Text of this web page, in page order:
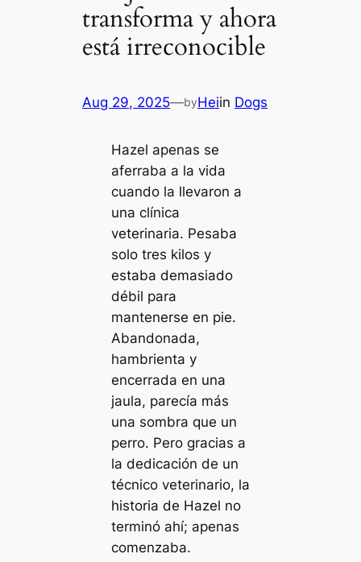
transforma y ahora
está irreconocible
Aug 29, 2025—byHeiin Dogs
Hazel apenas se
aferraba a la vida
cuando la llevaron a
una clínica
veterinaria. Pesaba
solo tres kilos y
estaba demasiado
débil para
mantenerse en pie.
Abandonada,
hambrienta y
encerrada en una
jaula, parecía más
una sombra que un
perro. Pero gracias a
la dedicación de un
técnico veterinario, la
historia de Hazel no
terminó ahí; apenas
comenzaba.